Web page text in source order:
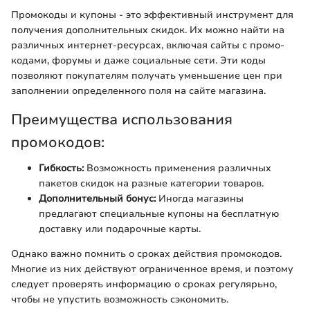
Промокоды и купоны - это эффективный инструмент для
получения дополнительных скидок. Их можно найти на
различных интернет-ресурсах, включая сайты с промо-
кодами, форумы и даже социальные сети. Эти коды
позволяют покупателям получать уменьшение цен при
заполнении определенного поля на сайте магазина.
Преимущества использования
промокодов:
Гибкость:Возможность применения различных
пакетов скидок на разные категории товаров.
Дополнительный бонус:Иногда магазины
предлагают специальные купоны на бесплатную
доставку или подарочные карты.
Однако важно помнить о сроках действия промокодов.
Многие из них действуют ограниченное время, и поэтому
следует проверять информацию о сроках регулярьно,
чтобы не упустить возможность сэкономить.